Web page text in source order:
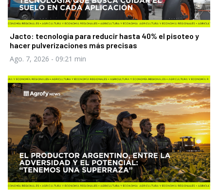
Jacto: tecnología para reducir hasta 40% el pisoteo y
hacer pulverizaciones más precisas
Ago. 7, 2026 - 09:21 min